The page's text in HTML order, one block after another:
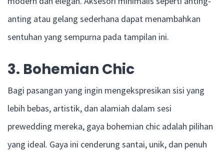
anting atau gelang sederhana dapat menambahkan
sentuhan yang sempurna pada tampilan ini.
3. Bohemian Chic
Bagi pasangan yang ingin mengekspresikan sisi yang
lebih bebas, artistik, dan alamiah dalam sesi
prewedding mereka, gaya bohemian chic adalah pilihan
yang ideal. Gaya ini cenderung santai, unik, dan penuh